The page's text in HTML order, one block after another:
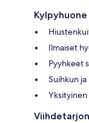
Kylpyhuone
Ilmaiset
Pyyhkeet
Suihkun